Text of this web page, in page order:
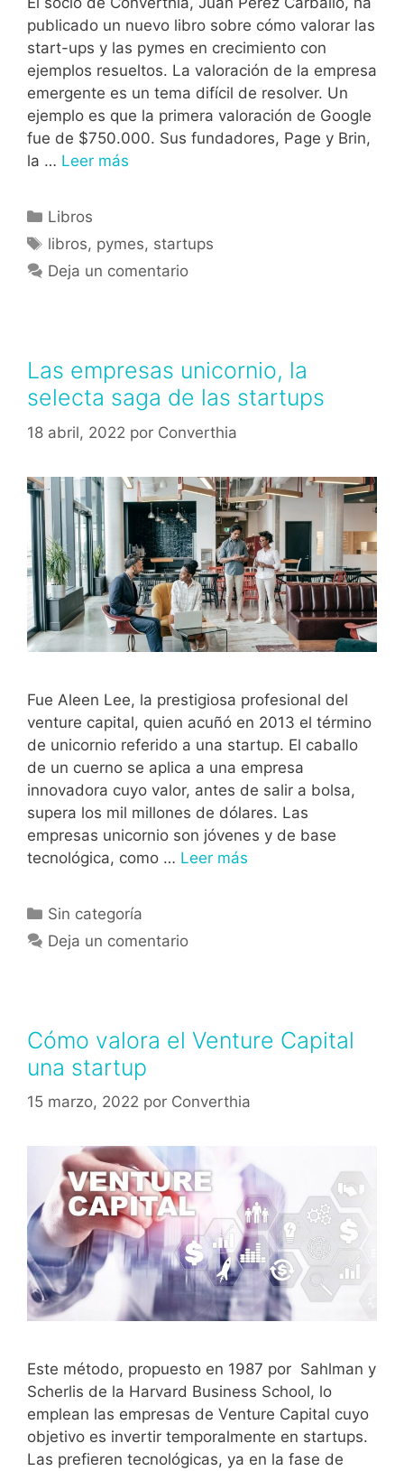
publicado un nuevo libro sobre cómo valorar las
start-ups y las pymes en crecimiento con
ejemplos resueltos. La valoración de la empresa
emergente es un tema difícil de resolver. Un
ejemplo es que la primera valoración de Google
fue de $750.000. Sus fundadores, Page y Brin,
la … Leer más
Libros
libros, pymes, startups
Deja un comentario
Las empresas unicornio, la
selecta saga de las startups
18 abril, 2022 por Converthia
Fue Aleen Lee, la prestigiosa profesional del
venture capital, quien acuñó en 2013 el término
de unicornio referido a una startup. El caballo
de un cuerno se aplica a una empresa
innovadora cuyo valor, antes de salir a bolsa,
supera los mil millones de dólares. Las
empresas unicornio son jóvenes y de base
tecnológica, como … Leer más
Sin categoría
Deja un comentario
Cómo valora el Venture Capital
una startup
15 marzo, 2022 por Converthia
Este método, propuesto en 1987 por Sahlman y
Scherlis de la Harvard Business School, lo
emplean las empresas de Venture Capital cuyo
objetivo es invertir temporalmente en startups.
Las prefieren tecnológicas, ya en la fase de